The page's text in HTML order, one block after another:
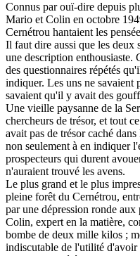
Connus par ouï-dire depuis
Mario et Colin en octobre
Cernétrou hantaient les
Il faut dire aussi que les deux
une description enthousiaste.
des questionnaires répétés
indiquer. Les uns ne savaient
savaient qu'il y avait des
Une vieille paysanne de la
chercheurs de trésor, et tout
avait pas de trésor caché
non seulement à en indiquer
prospecteurs qui durent
n'auraient trouvé les avens.
Le plus grand et le plus
pleine forêt du Cernétrou,
par une dépression ronde
Colin, expert en la matière,
bombe de deux mille kilos ;
indiscutable de l'utilité